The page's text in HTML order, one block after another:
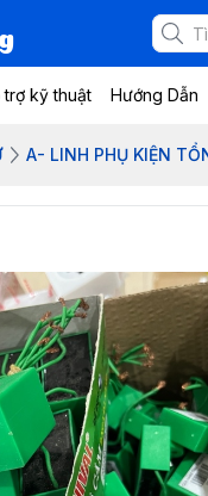
trợ kỹ thuật Hướng Dẫn
A- LINH PHỤ KIỆN